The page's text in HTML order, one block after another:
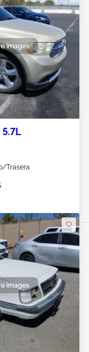
images
5.7L
Trasera
images